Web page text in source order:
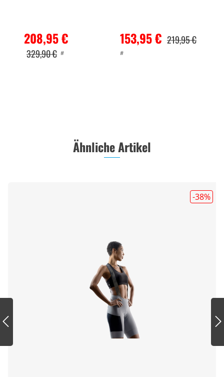
208,95 €
329,90 € #
153,95 € 219,95 €
#
Ähnliche Artikel
-38%